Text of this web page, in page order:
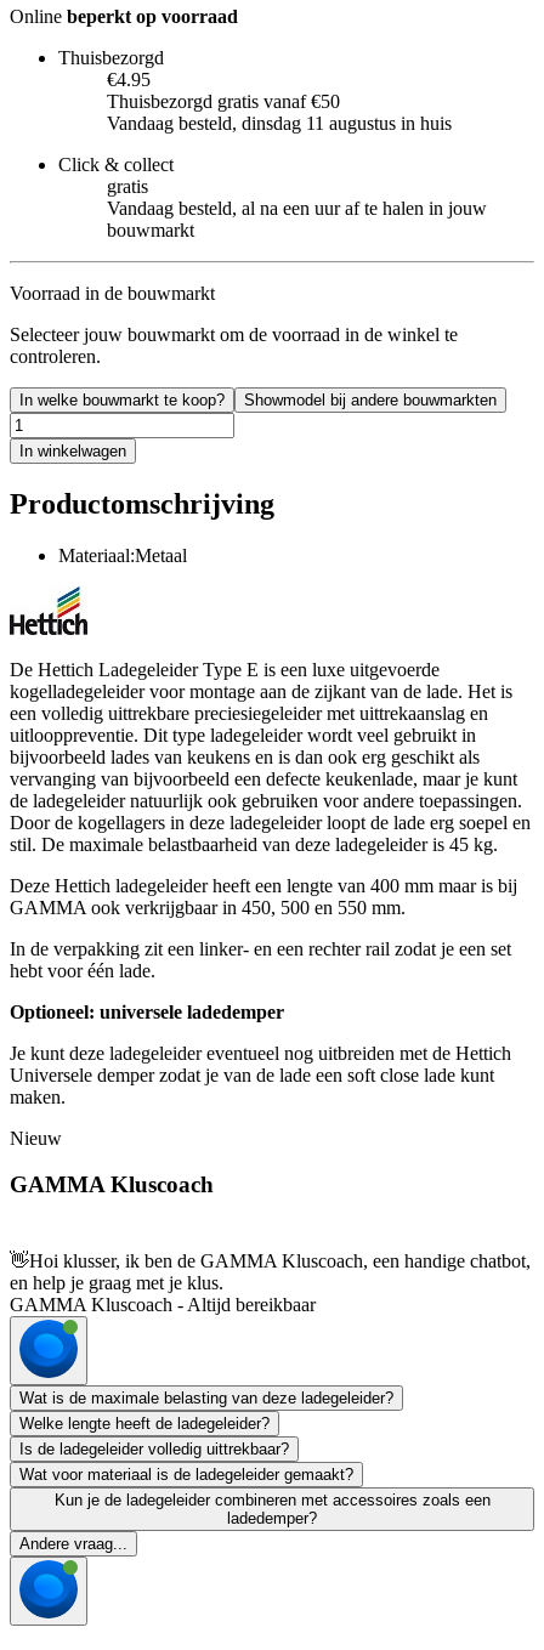
Online beperkt op voorraad
Thuisbezorgd
€4.95
Thuisbezorgd gratis vanaf €50
Vandaag besteld, dinsdag 11 augustus in huis
Click & collect
gratis
Vandaag besteld, al na een uur af te halen in jouw
bouwmarkt
Voorraad in de bouwmarkt
Selecteer jouw bouwmarkt om de voorraad in de winkel te
controleren.
In welke bouwmarkt te koop? Showmodel bij andere bouwmarkten
In winkelwagen
Productomschrijving
Materiaal:Metaal
De Hettich Ladegeleider Type E is een luxe uitgevoerde
kogelladegeleider voor montage aan de zijkant van de lade. Het is
een volledig uittrekbare preciesiegeleider met uittrekaanslag en
uitlooppreventie. Dit type ladegeleider wordt veel gebruikt in
bijvoorbeeld lades van keukens en is dan ook erg geschikt als
vervanging van bijvoorbeeld een defecte keukenlade, maar je kunt
de ladegeleider natuurlijk ook gebruiken voor andere toepassingen.
Door de kogellagers in deze ladegeleider loopt de lade erg soepel en
stil. De maximale belastbaarheid van deze ladegeleider is 45 kg.
Deze Hettich ladegeleider heeft een lengte van 400 mm maar is bij
GAMMA ook verkrijgbaar in 450, 500 en 550 mm.
In de verpakking zit een linker- en een rechter rail zodat je een set
hebt voor één lade.
Optioneel: universele ladedemper
Je kunt deze ladegeleider eventueel nog uitbreiden met de Hettich
Universele demper zodat je van de lade een soft close lade kunt
maken.
Nieuw
GAMMA Kluscoach
👋Hoi klusser, ik ben de GAMMA Kluscoach, een handige chatbot,
en help je graag met je klus.
GAMMA Kluscoach - Altijd bereikbaar
Wat is de maximale belasting van deze ladegeleider?
Welke lengte heeft de ladegeleider?
Is de ladegeleider volledig uittrekbaar?
Wat voor materiaal is de ladegeleider gemaakt?
Kun je de ladegeleider combineren met accessoires zoals een
ladedemper?
Andere vraag...